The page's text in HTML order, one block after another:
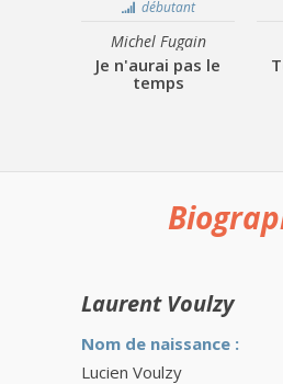
débutant
Michel Fugain
Je n'aurai pas le
temps
Laurent Voulzy
Nom de naissance :
Lucien Voulzy